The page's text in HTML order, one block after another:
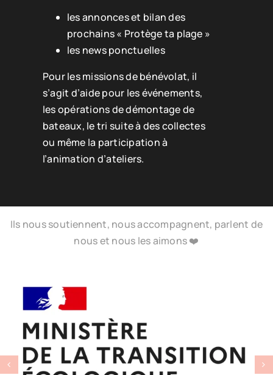
les annonces et bilan des
prochains « Protège ta plage »
les news ponctuelles
Pour les missions de bénévolat, il
s’agit d’aide pour les événements,
les opérations de démontage de
bateaux, le tri suite à des collectes
ou même la participation à
l’animation d’ateliers.
Ils nous soutiennent, nous accompagnent, parlent de
nous et nous les aimons ❤️